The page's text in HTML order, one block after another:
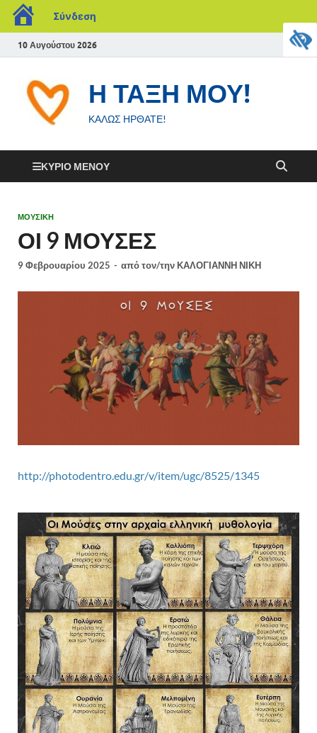
Σύνδεση
10 Αυγούστου 2026
Η ΤΑΞΗ ΜΟΥ!
ΚΑΛΩΣ ΗΡΘΑΤΕ!
ΚΎΡΙΟ ΜΕΝΟΎ
ΜΟΥΣΙΚΗ
ΟΙ 9 ΜΟΥΣΕΣ
9 Φεβρουαρίου 2025 - από τον/την ΚΑΛΟΓΙΑΝΝΗ ΝΙΚΗ
http://photodentro.edu.gr/v/item/ugc/8525/1345